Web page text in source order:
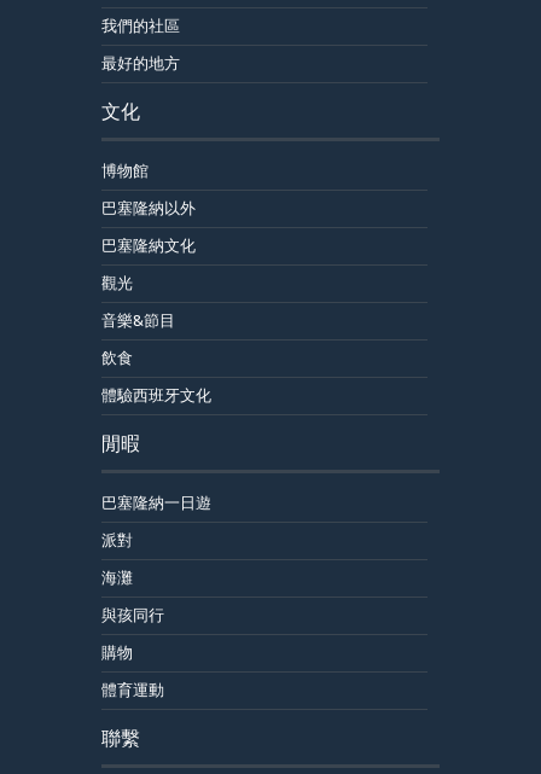
我們的社區
最好的地方
文化
博物館
巴塞隆納以外
巴塞隆納文化
觀光
音樂&節目
飲食
體驗西班牙文化
閒暇
巴塞隆納一日遊
派對
海灘
與孩同行
購物
體育運動
聯繫